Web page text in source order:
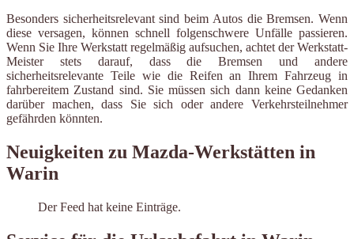
Besonders sicherheitsrelevant sind beim Autos die Bremsen. Wenn
diese versagen, können schnell folgenschwere Unfälle passieren.
Wenn Sie Ihre Werkstatt regelmäßig aufsuchen, achtet der Werkstatt-
Meister stets darauf, dass die Bremsen und andere
sicherheitsrelevante Teile wie die Reifen an Ihrem Fahrzeug in
fahrbereitem Zustand sind. Sie müssen sich dann keine Gedanken
darüber machen, dass Sie sich oder andere Verkehrsteilnehmer
gefährden könnten.
Neuigkeiten zu Mazda-Werkstätten in
Warin
Der Feed hat keine Einträge.